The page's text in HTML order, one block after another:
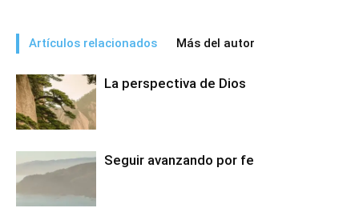
Artículos relacionados Más del autor
La perspectiva de Dios
Seguir avanzando por fe